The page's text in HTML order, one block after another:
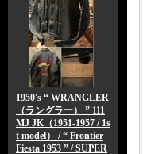
1950's “ WRANGLER
（ラングラー） ” 111
MJ JK（1951-1957 / 1s
t model） / “ Frontier
Fiesta 1953 ” / SUPER